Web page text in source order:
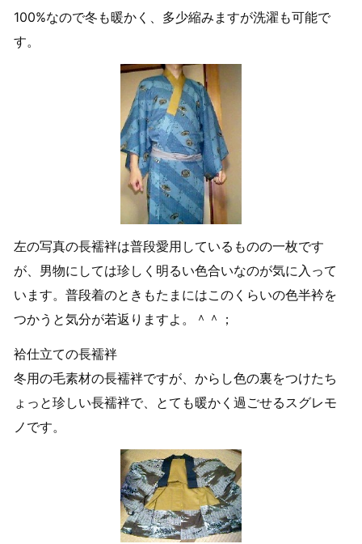
100%なので冬も暖かく、多少縮みますが洗濯も可能で
す。
左の写真の長襦袢は普段愛用しているものの一枚です
が、男物にしては珍しく明るい色合いなのが気に入って
います。普段着のときもたまにはこのくらいの色半衿を
つかうと気分が若返りますよ。＾＾；
袷仕立ての長襦袢
冬用の毛素材の長襦袢ですが、からし色の裏をつけたち
ょっと珍しい長襦袢で、とても暖かく過ごせるスグレモ
ノです。